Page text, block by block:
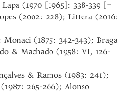
(1970 [1965]: 338-339 [=
(2002: 228); Littera (2016:
Monaci (1875: 342-343); Braga
& Machado (1958: VI, 126-
& Ramos (1983: 241);
265-266); Alonso